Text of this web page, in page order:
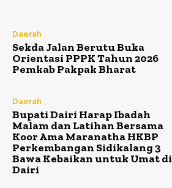
Daerah
Sekda Jalan Berutu Buka
Orientasi PPPK Tahun 2026
Pemkab Pakpak Bharat
Daerah
Bupati Dairi Harap Ibadah
Malam dan Latihan Bersama
Koor Ama Maranatha HKBP
Perkembangan Sidikalang 3
Bawa Kebaikan untuk Umat di
Dairi